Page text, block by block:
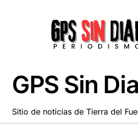
GPS Sin
Sitio de noticias de Tierra del